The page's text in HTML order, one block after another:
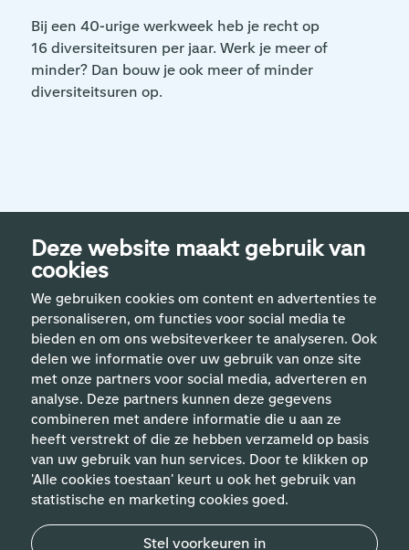
Deze website maakt gebruik van
cookies
We gebruiken cookies om content en advertenties te
personaliseren, om functies voor social media te
bieden en om ons websiteverkeer te analyseren. Ook
delen we informatie over uw gebruik van onze site
met onze partners voor social media, adverteren en
analyse. Deze partners kunnen deze gegevens
combineren met andere informatie die u aan ze
heeft verstrekt of die ze hebben verzameld op basis
van uw gebruik van hun services. Door te klikken op
'Alle cookies toestaan' keurt u ook het gebruik van
statistische en marketing cookies goed.
Stel voorkeuren in
Bij een 40-urige werkweek heb je recht op
16 diversiteitsuren per jaar. Werk je meer of
minder? Dan bouw je ook meer of minder
diversiteitsuren op.
Handige links
Vakgebieden
Contact